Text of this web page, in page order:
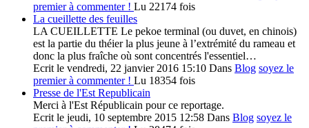
premier à commenter ! Lu 22174 fois
La cueillette des feuilles
LA CUEILLETTE Le pekoe terminal (ou duvet, en chinois)
est la partie du théier la plus jeune à l’extrémité du rameau et
donc la plus fraîche où sont concentrés l'essentiel…
Ecrit le vendredi, 22 janvier 2016 15:10 Dans Blog soyez le
premier à commenter ! Lu 18354 fois
Presse de l'Est Republicain
Merci à l'Est Républicain pour ce reportage.
Ecrit le jeudi, 10 septembre 2015 12:58 Dans Blog soyez le